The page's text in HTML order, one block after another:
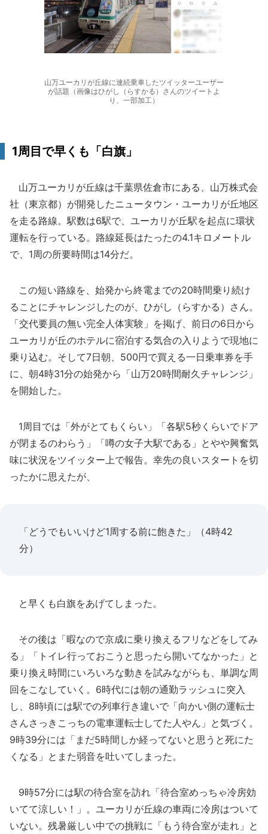
山万ユーカリが丘線に連続乗車したツイッターユーザー
が話題（画像はひがし（らすかる）さんのツイートよ
り、一部加工）
1周目で早くも「白旗」
山万ユーカリが丘線は千葉県佐倉市にある、山万株式会
社（東京都）が開発したニュータウン・ユーカリが丘地区
を走る路線。駅数は6駅で、ユーカリが丘駅を起点に環状
運転を行っている。路線延長はたったの4.1キロメートル
で、1周の所要時間は14分だ。
この短い路線を、始発から終電までの20時間乗り続け
ることにチャレンジしたのが、ひがし（らすかる）さん。
「交代要員の無い完全人体実験」を掲げ、前日の6日から
ユーカリが丘のホテルに宿泊する気合の入りようで現地に
乗り込む。そして7日朝、500円で買える一日乗車券を手
に、朝4時31分の始発から「山万20時間耐久チャレンジ」
を開始した。
1周目では「外がとてもくらい」「各駅5秒くらいでドア
が閉まるのわらう」「噂の女子大駅である」とやや興奮気
味に状況をツイッター上で報告。幸先の良いスタートを切
ったかに思えたが、
「どうでもいいけど1周する前に飽きた」（4時42
分）
と早くも白旗をあげてしまった。
その後は「暇なので京成に乗り換えるフリなどをしてみ
る」「トイレ行っておこうと思ったら開いてなかった」と
乗り換え時間にいろいろな動きを試みながらも、単調な周
回をこなしていく。6時代には朝の通勤ラッシュに突入
し、8時頃には駅での列車行き違いで「向かい側の運転士
さんさっきこっちの電車運転士してた人やん」と気づく。
9時39分には「まだ5時間しか経ってないと思うと死にた
くなる」とまた弱音を吐いてしまった。
9時57分には駅の待合室を訪れ「待合室めっちゃ冷房効
いてて涼しい！」。ユーカリが丘線の車両に冷房はついて
いない。残暑厳しい中での挑戦に「もう待合室が走れ」と